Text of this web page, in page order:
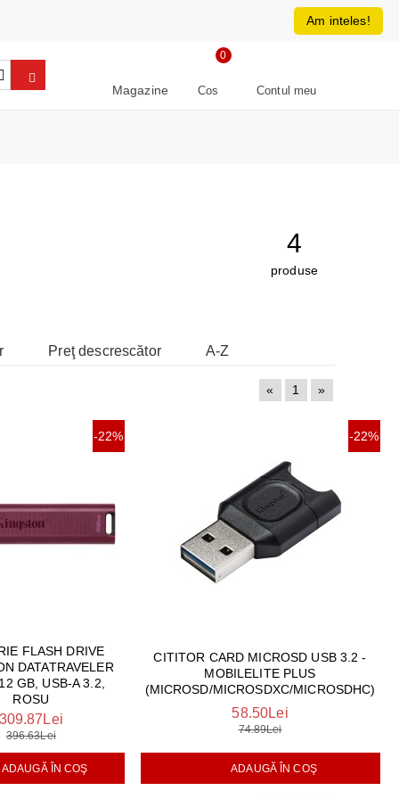
RON
Magazine Cos
0
Contul meu
4
produse
Preţ descrescător A-Z
« 1 »
-22%
FLASH DRIVE
DATATRAVELER
GB, USB-A 3.2,
ROSU
309.87Lei
396.63Lei
ADAUGĂ ÎN COŞ
-22%
CITITOR CARD MICROSD USB 3.2 -
MOBILELITE PLUS
(MICROSD/MICROSDXC/MICROSDHC)
58.50Lei
74.89Lei
ADAUGĂ ÎN COŞ
Am inteles!